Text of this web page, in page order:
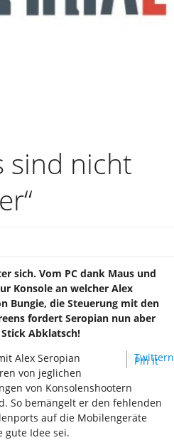
sind nicht
sich. Vom PC dank Maus und
Konsole an welcher Alex
Bungie, die Steuerung mit den
fordert Seropian nun aber
Abklatsch!
Twittern
Pin It
Alex Seropian
von jeglichen
von Konsolenshootern
So bemängelt er den fehlenden
auf die Mobilengeräte
gute Idee sei.